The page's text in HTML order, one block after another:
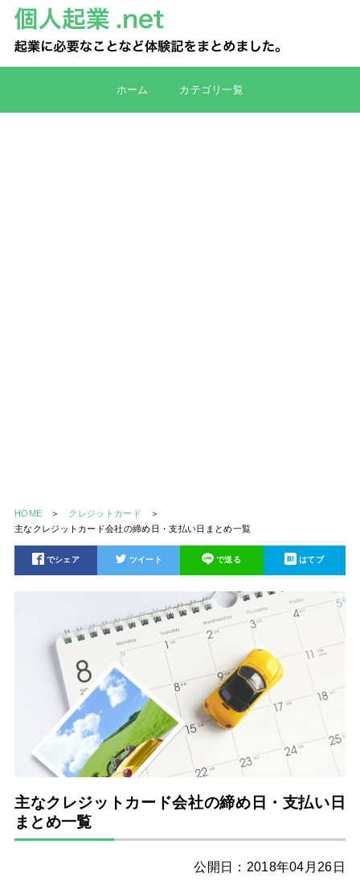
ホーム カテゴリ一覧
HOME
クレジットカード
主なクレジットカード会社の締め日・支払い日まとめ一覧
でシェア ツイート で送る はてブ
主なクレジットカード会社の締め日・支払い日
まとめ一覧
公開日：2018年04月26日